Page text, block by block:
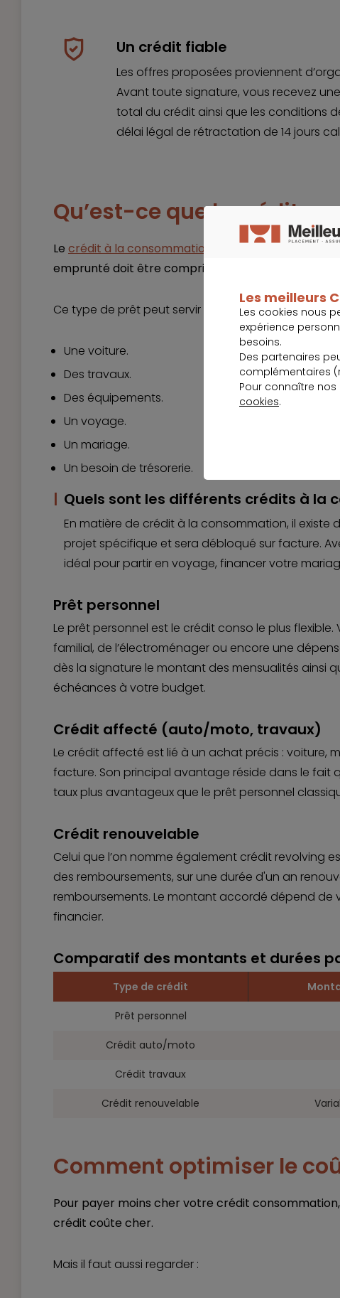
Un crédit fiable
Les offres proposées proviennent
Avant toute signature, vous recevez
total du crédit ainsi que les conditions
délai légal de rétractation de 14 jours
Qu’est-ce que le crédit
Le crédit à la consommation
est un prêt accordé
emprunté doit être compris entre 200 € et 75 000
Ce type de prêt peut servir à financer :
Une voiture.
Des travaux.
Des équipements.
Un voyage.
Un mariage.
Un besoin de trésorerie.
Quels sont les différents crédits à la
En matière de crédit à la consommation, il
projet spécifique et sera débloqué sur facture.
idéal pour partir en voyage, financer votre
Prêt personnel
Le prêt personnel est le crédit conso le plus
familial, de l’électroménager ou encore une
dès la signature le montant des mensualités ainsi
échéances à votre budget.
Crédit affecté (auto/moto, travaux)
Le crédit affecté est lié à un achat précis : voiture,
facture. Son principal avantage réside dans le fait
taux plus avantageux que le prêt personnel
Crédit renouvelable
Celui que l’on nomme également crédit revolving
des remboursements, sur une durée d'un an
remboursements. Le montant accordé dépend de
financier.
Comparatif des montants et durées
Type de crédit
Prêt personnel
Crédit auto/moto
Crédit travaux
Crédit renouvelable
Comment optimiser le
Pour payer moins cher votre crédit
crédit coûte cher.
Mais il faut aussi regarder :
Les meilleurs
Les cookies nous
expérience
besoins.
Des partenaires
complémentaires
Pour connaître
cookies.